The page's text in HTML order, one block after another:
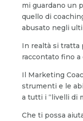
mi guardano un
quello di
abusato negli
In realtà si tratta
raccontato fino a
Il Marketing
strumenti e le
a tutti i “livelli di
Che ti possa